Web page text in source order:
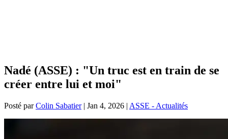
Nadé (ASSE) : "Un truc est en train de se
créer entre lui et moi"
Posté parColin Sabatier| Jan 4, 2026 | ASSE - Actualités